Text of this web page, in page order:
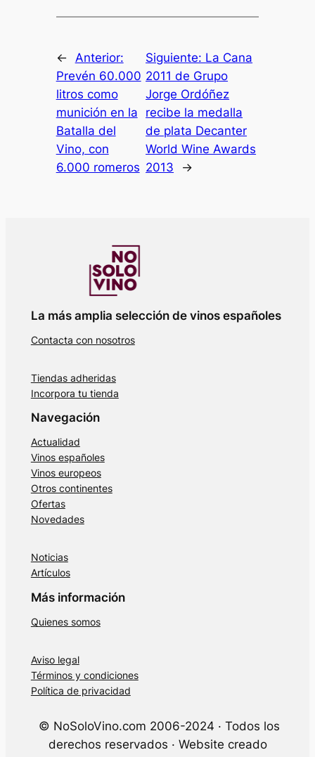
← Anterior:
Prevén 60.000
litros como
munición en la
Batalla del
Vino, con
6.000 romeros
Siguiente: La Cana
2011 de Grupo
Jorge Ordóñez
recibe la medalla
de plata Decanter
World Wine Awards
2013
→
La más amplia selección de vinos españoles
Contacta con nosotros
Tiendas adheridas
Incorpora tu tienda
Navegación
Actualidad
Vinos españoles
Vinos europeos
Otros continentes
Ofertas
Novedades
Noticias
Artículos
Más información
Quienes somos
Aviso legal
Términos y condiciones
Política de privacidad
© NoSoloVino.com 2006-2024 · Todos los
derechos reservados · Website creado